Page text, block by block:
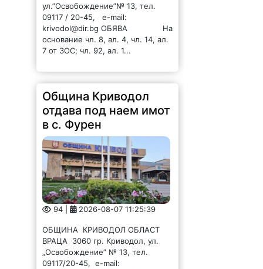
ул.”Освобождение”№ 13, тел.
09117 / 20-45, e-mail:
krivodol@dir.bg ОБЯВА На
основание чл. 8, ал. 4, чл. 14, ал.
7 от ЗОС; чл. 92, ал. 1...
Община Криводол
отдава под наем имот
в с. Фурен
94 | 2026-08-07 11:25:39
ОБЩИНА КРИВОДОЛ ОБЛАСТ
ВРАЦА 3060 гр. Криводол, ул.
„Освобождение” № 13, тел.
09117/20-45, e-mail: